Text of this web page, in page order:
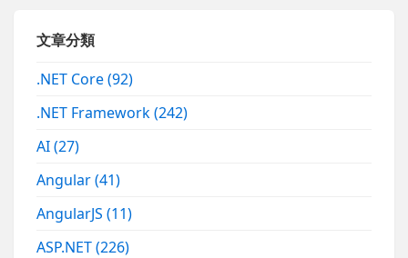
文章分類
.NET Core(92)
.NET Framework(242)
AI(27)
Angular(41)
AngularJS(11)
ASP.NET(226)